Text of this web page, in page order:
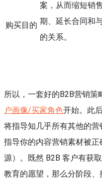
购买目的
案，从而缩短销
期、延长合同和
的关系。
所以，一套好的B2B营销
户画像/买家角色开始。此
将指导知几乎所有其他的
指导你的内容营销素材被
源）。既然 B2B 客户有获
教育的愿望，那么分阶段